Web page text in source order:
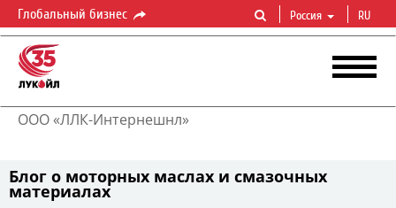
Глобальный бизнес Россия RU
ООО «ЛЛК-Интернешнл»
Блог о моторных маслах и смазочных
материалах